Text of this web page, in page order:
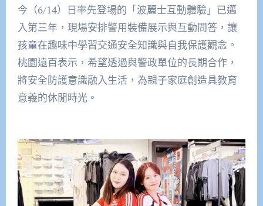
今（6/14）日率先登場的「波麗士互動體驗」已邁
入第三年，現場安排警用裝備展示與互動問答，讓
孩童在趣味中學習交通安全知識與自我保護觀念。
桃園遠百表示，希望透過與警政單位的長期合作，
將安全防護意識融入生活，為親子家庭創造具教育
意義的休閒時光。